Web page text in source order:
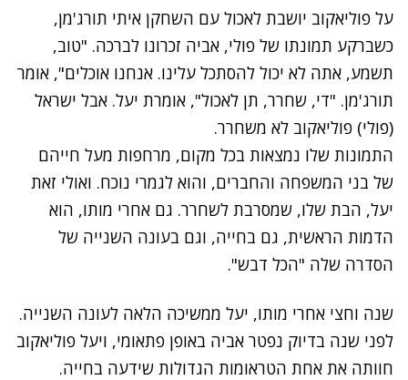
על פוליאקוב יושבת לאכול עם השחקן איתי תורג'מן,
כשברקע תמונתו של פולי, אביה זכרונו לברכה. "טוב,
תשמע, אתה לא יכול להסתכל עלינו. אנחנו אוכלים", אומר
תורג'מן. "די, שחרר, תן לאכול", אומרת יעל. אבל ישראל
(פולי) פוליאקוב לא משחרר.
התמונות שלו נמצאות בכל מקום, מרחפות מעל חייהם
של בני המשפחה והחברים, והוא לגמרי נוכח. ואולי זאת
יעל, הבת שלו, שמסרבת לשחרר. גם אחרי מותו, הוא
הדמות הראשית, גם בחייה, וגם בעונה השנייה של
הסדרה שלה "הכל דבש".
שנה וחצי אחרי מותו, יעל ממשיכה הלאה לעונה השנייה.
לפני שנה בדיוק נפטר אביה באופן פתאומי, ויעל פוליאקוב
חוותה את אחת הטראומות הגדולות שידעה בחייה.